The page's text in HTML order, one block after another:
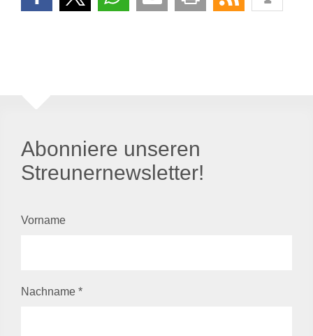
Abonniere unseren
Streunernewsletter!
Vorname
Nachname *